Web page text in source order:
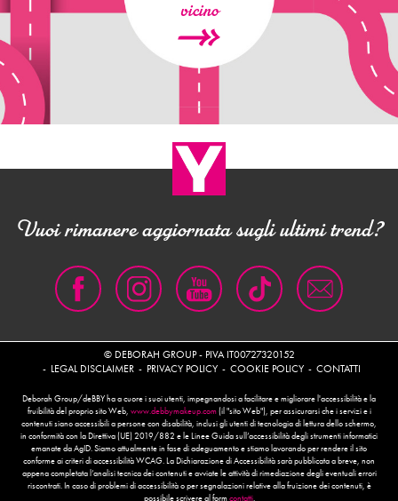
vicino
Vuoi rimanere aggiornata sugli ultimi trend?
© DEBORAH GROUP - PIVA IT00727320152
LEGAL DISCLAIMER
PRIVACY POLICY COOKIE POLICY CONTATTI
Deborah Group/deBBY ha a cuore i suoi utenti, impegnandosi a facilitare e migliorare l'accessibilità e la
fruibilità del proprio sito Web, www.debbymakeup.com(il "sito Web"), per assicurarsi che i servizi e i
contenuti siano accessibili a persone con disabilità, inclusi gli utenti di tecnologia di lettura dello schermo,
in conformità con la Direttiva (UE) 2019/882 e le Linee Guida sull’accessibilità degli strumenti informatici
emanate da AgID. Siamo attualmente in fase di adeguamento e stiamo lavorando per rendere il sito
conforme ai criteri di accessibilità WCAG. La Dichiarazione di Accessibilità sarà pubblicata a breve, non
appena completata l’analisi tecnica dei contenuti e avviate le attività di rimediazione degli eventuali errori
riscontrati. In caso di problemi di accessibilità o per segnalazioni relative alla fruizione dei contenuti, è
possibile scrivere al formcontatti.